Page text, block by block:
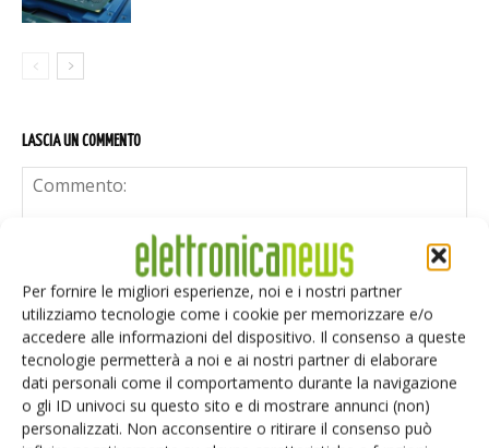
Per fornire le migliori esperienze, noi e i nostri partner
utilizziamo tecnologie come i cookie per memorizzare e/o
accedere alle informazioni del dispositivo. Il consenso a queste
tecnologie permetterà a noi e ai nostri partner di elaborare
dati personali come il comportamento durante la navigazione
o gli ID univoci su questo sito e di mostrare annunci (non)
personalizzati. Non acconsentire o ritirare il consenso può
LASCIA UN COMMENTO